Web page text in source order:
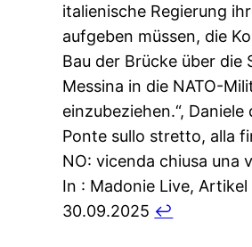
italienische Regierung
aufgeben müssen, die
Bau der Brücke über die
Messina in die NATO-
einzubeziehen.“, Daniele
Ponte sullo stretto, alla
NO: vicenda chiusa una
In : Madonie Live, Artikel
30.09.2025 ↩︎